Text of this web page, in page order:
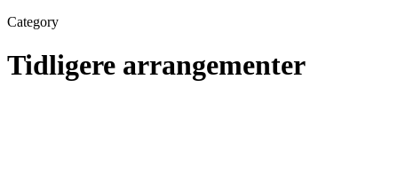
Category
Tidligere arrangementer